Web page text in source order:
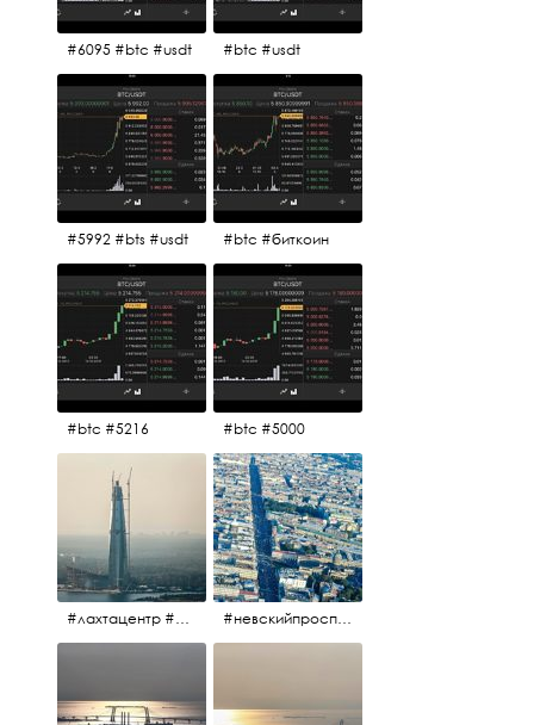
#6095 #btc #usdt #btc #usdt
#5992 #bts #usdt #btc #биткоин
#btc #5216 #btc #5000
#лахтацентр #лахта #башнягазпром #газпром #башня #небоскрёбпитера #небоскрёб #финскийзалив #санктпетербург #невскийпроспект #центргорода #санктпетербург #осень2017 #когдапаришьнадгородом